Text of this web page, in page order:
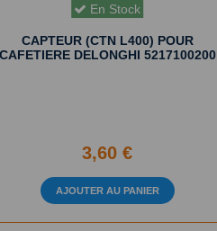
En Stock
CAPTEUR (CTN L400) POUR
CAFETIERE DELONGHI 5217100200
3,60 €
AJOUTER AU PANIER